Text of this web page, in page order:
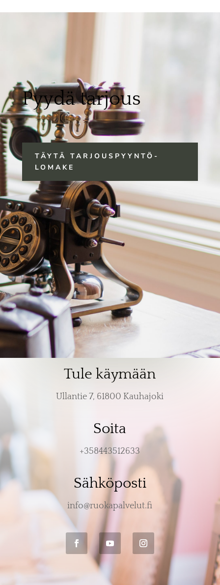
Pyydä tarjous
TÄYTÄ TARJOUSPYYNTÖ-
LOMAKE
Tule käymään
Ullantie 7, 61800 Kauhajoki
Soita
+358443512633
Sähköposti
info@ruokapalvelut.fi